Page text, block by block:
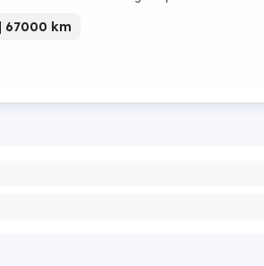
67000 km